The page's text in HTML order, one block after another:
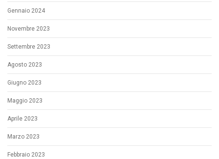
Gennaio 2024
Novembre 2023
Settembre 2023
Agosto 2023
Giugno 2023
Maggio 2023
Aprile 2023
Marzo 2023
Febbraio 2023